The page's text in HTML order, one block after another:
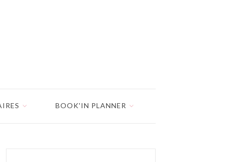
BOOK'IN PLANNER